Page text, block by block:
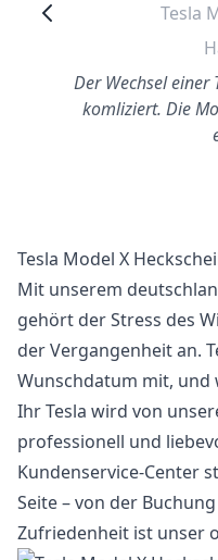
Tesla
Der Wechsel einer
komliziert. Die
Tesla Model X
Mit unserem
gehört der Stress des
der Vergangenheit an.
Wunschdatum mit, und
Ihr Tesla wird von
professionell und
Kundenservice-Center
Seite – von der
Zufriedenheit ist unser